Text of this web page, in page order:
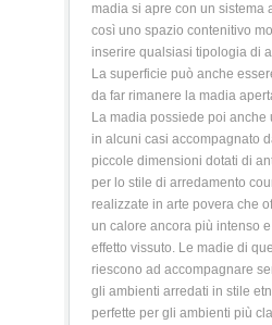
madia si apre con un sistema
così uno spazio contenitivo
inserire qualsiasi tipologia di
La superficie può anche
da far rimanere la madia
La madia possiede poi anche
in alcuni casi accompagnato
piccole dimensioni dotati di
per lo stile di arredamento
realizzate in arte povera che
un calore ancora più intenso
effetto vissuto. Le madie di
riescono ad accompagnare
gli ambienti arredati in stile
perfette per gli ambienti più